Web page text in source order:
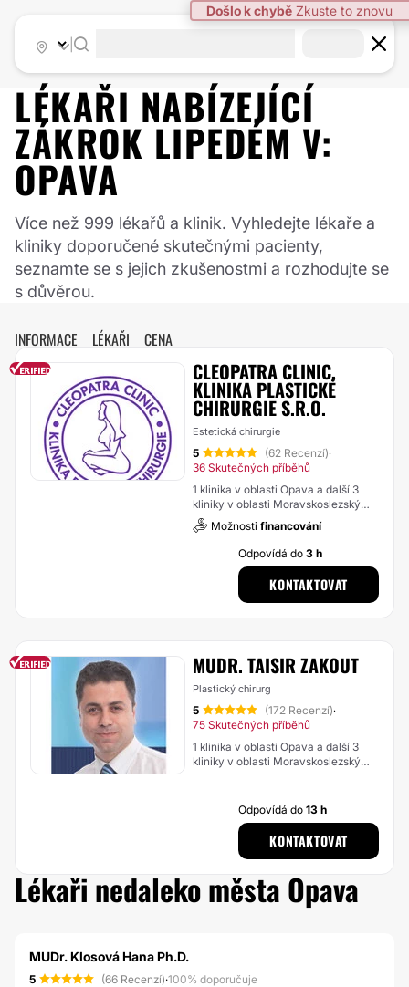
Došlo k chybě Zkuste to znovu
LÉKAŘI NABÍZEJÍCÍ
ZÁKROK LIPEDÉM V:
OPAVA
Více než 999 lékařů a klinik. Vyhledejte lékaře a
kliniky doporučené skutečnými pacienty,
seznamte se s jejich zkušenostmi a rozhodujte se
s důvěrou.
INFORMACE LÉKAŘI CENA
CLEOPATRA CLINIC,
KLINIKA PLASTICKÉ
CHIRURGIE S.R.O.
Estetická chirurgie
5 (62 Recenzí)·
36 Skutečných příběhů
1 klinika v oblasti Opava a další 3
kliniky v oblasti Moravskoslezský
kraj
Možnosti financování
Odpovídá do3 h
KONTAKTOVAT
MUDR. TAISIR ZAKOUT
Plastický chirurg
5 (172 Recenzí)·
75 Skutečných příběhů
1 klinika v oblasti Opava a další 3
kliniky v oblasti Moravskoslezský
Odpovídá do13 h
KONTAKTOVAT
Lékaři nedaleko města Opava
MUDr. Klosová Hana Ph.D.
5 (66 Recenzí)·100% doporučuje